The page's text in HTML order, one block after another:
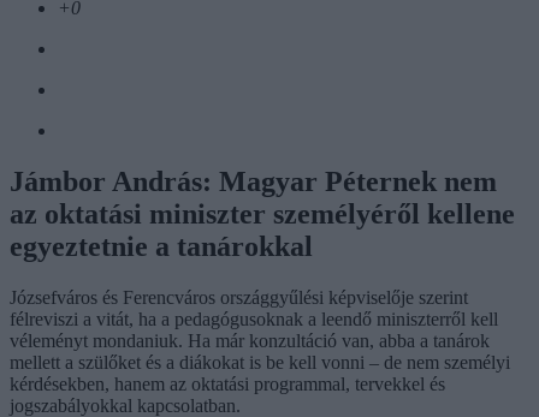
+0
Jámbor András: Magyar Péternek nem
az oktatási miniszter személyéről kellene
egyeztetnie a tanárokkal
Józsefváros és Ferencváros országgyűlési képviselője szerint
félreviszi a vitát, ha a pedagógusoknak a leendő miniszterről kell
véleményt mondaniuk. Ha már konzultáció van, abba a tanárok
mellett a szülőket és a diákokat is be kell vonni – de nem személyi
kérdésekben, hanem az oktatási programmal, tervekkel és
jogszabályokkal kapcsolatban.